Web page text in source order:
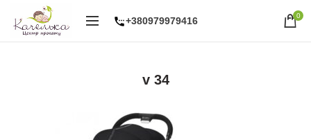
+380979979416 0
v 34